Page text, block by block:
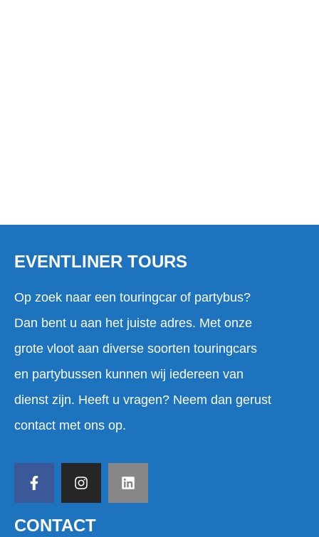
EVENTLINER TOURS
Op zoek naar een touringcar of partybus?
Dan bent u aan het juiste adres. Met onze
grote vloot aan diverse soorten touringcars
en partybussen kunnen wij iedereen van
dienst zijn. Heeft u vragen? Neem dan gerust
contact met ons op.
CONTACT